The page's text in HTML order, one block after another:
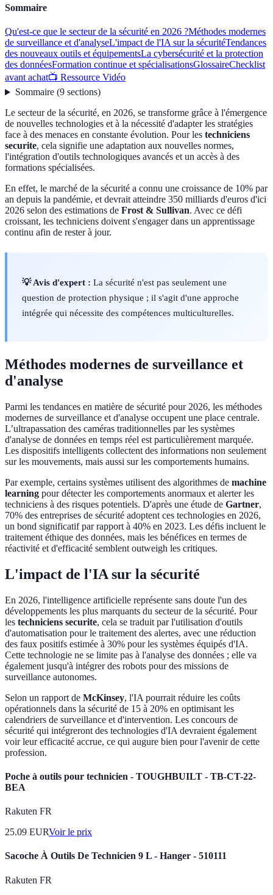
Sommaire
Qu'est-ce que le secteur de la sécurité en 2026 ?Méthodes modernes
de surveillance et d'analyseL'impact de l'IA sur la sécuritéTendances
des nouveaux outils et équipementsLa cybersécurité et la protection
des donnéesFormation continue et spécialisationsGlossaireChecklist
avant achat📺 Ressource Vidéo
Sommaire(9 sections)
Le secteur de la sécurité, en 2026, se transforme grâce à l'émergence
de nouvelles technologies et à la nécessité d'adapter les stratégies
face à des menaces en constante évolution. Pour les techniciens
securite, cela signifie une adaptation aux nouvelles normes,
l'intégration d'outils technologiques avancés et un accès à des
formations spécialisées.
En effet, le marché de la sécurité a connu une croissance de 10% par
an depuis la pandémie, et devrait atteindre 350 milliards d'euros d'ici
2026 selon des estimations de Frost & Sullivan. Avec ce défi
croissant, les techniciens doivent s'engager dans un apprentissage
continu afin de rester à jour.
💡 Avis d'expert : La sécurité n'est pas seulement une
question de protection physique ; il s'agit d'une approche
intégrée qui nécessite des compétences multiculturelles.
Méthodes modernes de surveillance et
d'analyse
Parmi les tendances en matière de sécurité pour 2026, les méthodes
modernes de surveillance et d'analyse occupent une place centrale.
L’ultrapassation des caméras traditionnelles par les systèmes
d'analyse de données en temps réel est particulièrement marquée.
Les dispositifs intelligents collectent des informations non seulement
sur les mouvements, mais aussi sur les comportements humains.
Par exemple, certains systèmes utilisent des algorithmes de machine
learning pour détecter les comportements anormaux et alerter les
techniciens à des risques potentiels. D'après une étude de Gartner,
70% des entreprises de sécurité adoptent ces technologies en 2026,
un bond significatif par rapport à 40% en 2023. Les défis incluent le
traitement éthique des données, mais les bénéfices en termes de
réactivité et d'efficacité semblent outweigh les critiques.
L'impact de l'IA sur la sécurité
En 2026, l'intelligence artificielle représente sans doute l'un des
développements les plus marquants du secteur de la sécurité. Pour
les techniciens securite, cela se traduit par l'utilisation d'outils
d'automatisation pour le traitement des alertes, avec une réduction
des faux positifs estimée à 30% pour les systèmes équipés d'IA.
Cette technologie ne se limite pas à l'analyse des données ; elle va
également jusqu'à intégrer des robots pour des missions de
surveillance autonomes.
Selon un rapport de McKinsey, l'IA pourrait réduire les coûts
opérationnels dans la sécurité de 15 à 20% en optimisant les
calendriers de surveillance et d'intervention. Les concours de
sécurité qui intégreront des technologies d'IA devraient également
voir leur efficacité accrue, ce qui augure bien pour l'avenir de cette
profession.
Poche à outils pour technicien - TOUGHBUILT - TB-CT-22-
BEA
Rakuten FR
25.09 EURVoir le prix
Sacoche À Outils De Technicien 9 L - Hanger - 510111
Rakuten FR